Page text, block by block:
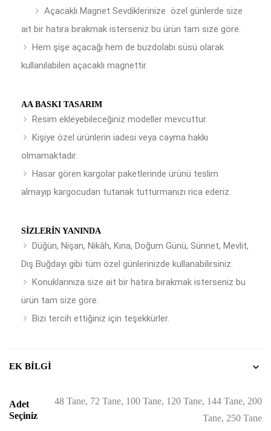
Açacaklı Magnet Sevdiklerinize özel günlerde size
ait bir hatıra bırakmak isterseniz bu ürün tam size göre.
Hem şişe açacağı hem de buzdolabı süsü olarak
kullanılabilen açacaklı magnettir.
AA BASKI TASARIM
Resim ekleyebileceğiniz modeller mevcuttur.
Kişiye özel ürünlerin iadesi veya cayma hakkı
olmamaktadır.
Hasar gören kargolar paketlerinde ürünü teslim
almayıp kargocudan tutanak tutturmanızı rica ederiz.
SIZLERIN YANINDA
Düğün, Nişan, Nikâh, Kına, Doğum Günü, Sünnet, Mevlit,
Diş Buğdayı gibi tüm özel günlerinizde kullanabilirsiniz.
Konuklarınıza size ait bir hatıra bırakmak isterseniz bu
ürün tam size göre.
Bizi tercih ettiğiniz için teşekkürler.
EK BILGI
Adet
Seçiniz
48 Tane, 72 Tane, 100 Tane, 120 Tane, 144 Tane, 200
Tane, 250 Tane